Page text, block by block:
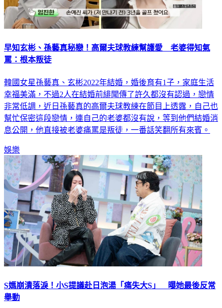
早知玄彬、孫藝真秘戀！高爾夫球教練幫護愛 老婆得知氣
罵：根本叛徒
韓國女星孫藝真、玄彬2022年結婚，婚後育有1子，家庭生活
幸福美滿，不過2人在結婚前緋聞傳了許久都沒有認過，戀情
非常低調，近日孫藝真的高爾夫球教練在節目上透露，自己也
幫忙保密這段戀情，連自己的老婆都沒有說，等到他們結婚消
息公開，他直接被老婆痛罵是叛徒，一番話笑翻所有來賓。
娛樂
S媽崩潰落淚！小S提議赴日泡湯「痛失大S」 曝她最後反常
舉動